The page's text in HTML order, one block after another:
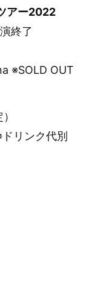
アー2022
終了
※SOLD OUT
リンク代別